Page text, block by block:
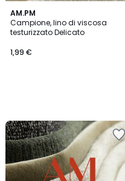
AM.PM
Campione, lino di viscosa
testurizzato Delicato
1,99 €